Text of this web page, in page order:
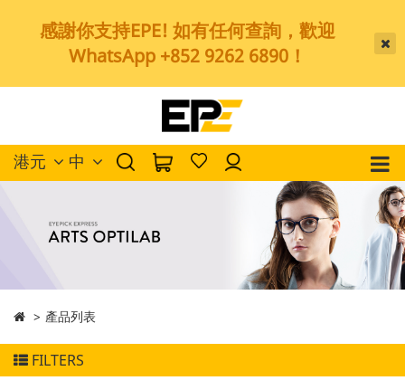
感謝你支持EPE! 如有任何查詢，歡迎
WhatsApp +852 9262 6890！
港元 中
產品列表
FILTERS